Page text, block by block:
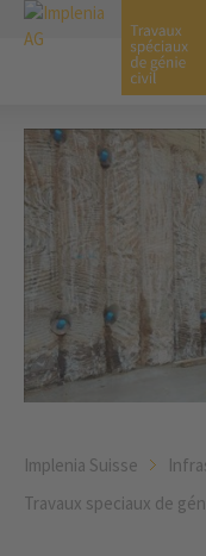
Implenia Suisse
Travaux speciaux de